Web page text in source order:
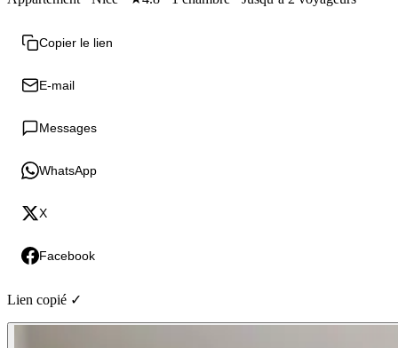
Copier le lien
E-mail
Messages
WhatsApp
X
Facebook
Lien copié ✓